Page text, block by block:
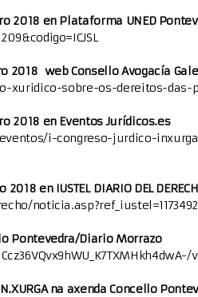
2018 en Plataforma UNED
2018 web Consello Avogacía
xuridico-sobre-os-dereitos-das-
2018 en Eventos Jurídicos.es
i-congreso-jurdico-
en IUSTEL DIARIO DEL
noticia.asp?ref_iustel=1173492
Pontevedra/Diario Morrazo
na axenda Concello